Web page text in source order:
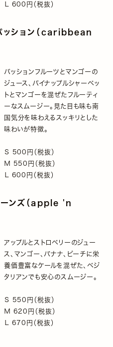
Ｌ 600円（税抜）
ッション（caribbean
パッションフルーツとマンゴーの
ジュース、パイナップルシャーベッ
トとマンゴーを混ぜたフルーティ
ーなスムージー。見た目も味も南
国気分を味わえるスッキリとした
味わいが特徴。
Ｓ 500円（税抜）
Ｍ 550円（税抜）
Ｌ 600円（税抜）
ーンズ（apple 'n
アップルとストロベリーのジュー
ス、マンゴー、バナナ、ピーチに栄
養価豊富なケールを混ぜた、ベジ
タリアンでも安心のスムージー。
Ｓ 550円（税抜）
Ｍ 620円（税抜）
Ｌ 670円（税抜）